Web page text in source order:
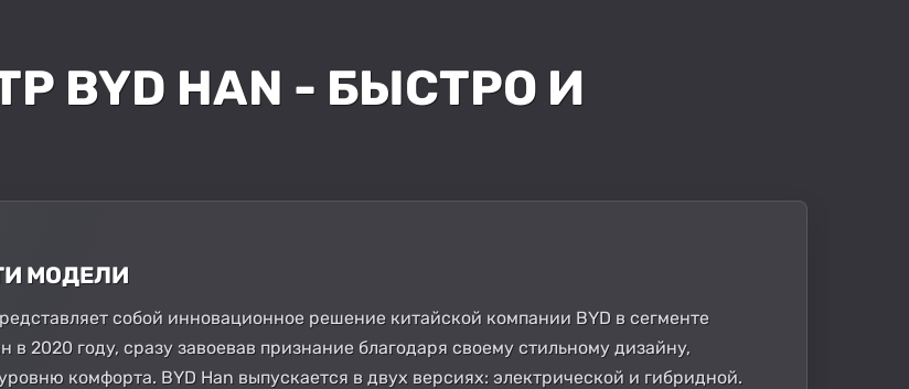
BYD HAN - БЫСТРО И
МОДЕЛИ
собой инновационное решение китайской компании BYD в сегменте
2020 году, сразу завоевав признание благодаря своему стильному дизайну,
комфорта. BYD Han выпускается в двух версиях: электрической и гибридной.